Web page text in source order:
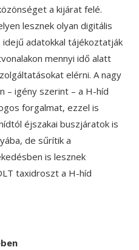
a kijárat felé.
lesznek olyan digitális
idejű adatokkal tájékoztatják
mennyi idő alatt
elérni. A nagy
– igény szerint – a H-híd
forgalmat, ezzel is
éjszakai buszjáratok is
de sűrítik a
is lesznek
taxidroszt a H-híd